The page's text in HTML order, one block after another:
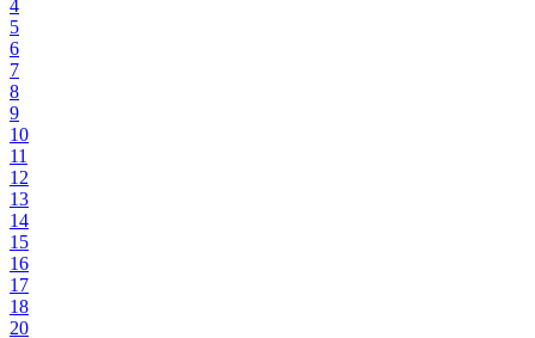
4
5
6
7
8
9
10
11
12
13
14
15
16
17
18
20